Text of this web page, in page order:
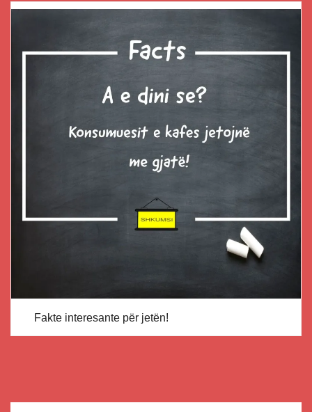
Fakte interesante për jetën!